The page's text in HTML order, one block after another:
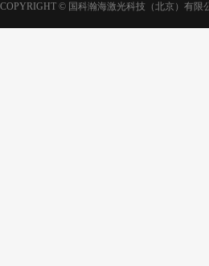
COPYRIGHT © 国科瀚海激光科技（北京）有限